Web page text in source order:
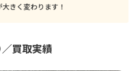
きく変わります！
買取実績